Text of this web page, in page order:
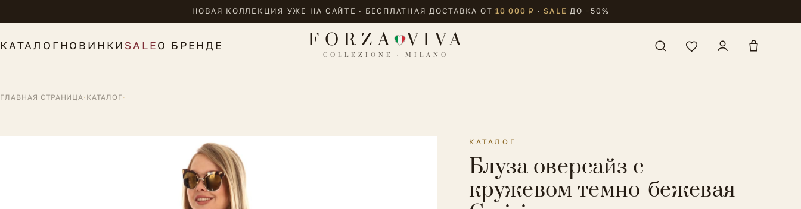
НОВАЯ КОЛЛЕКЦИЯ УЖЕ НА САЙТЕ · БЕСПЛАТНАЯ ДОСТАВКА ОТ10 000 ₽ · SALE ДО −50%
КАТАЛОГНОВИНКИ SALEО БРЕНДЕ FORZA VIVA
COLLEZIONE · MILANO
ГЛАВНАЯ СТРАНИЦА· КАТАЛОГ·
КАТАЛОГ
Блуза оверсайз с
кружевом темно-бежевая